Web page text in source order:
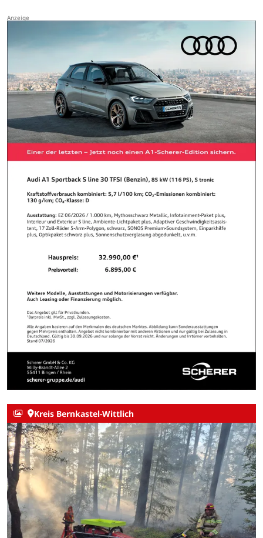
Kreis Bernkastel-Wittlich